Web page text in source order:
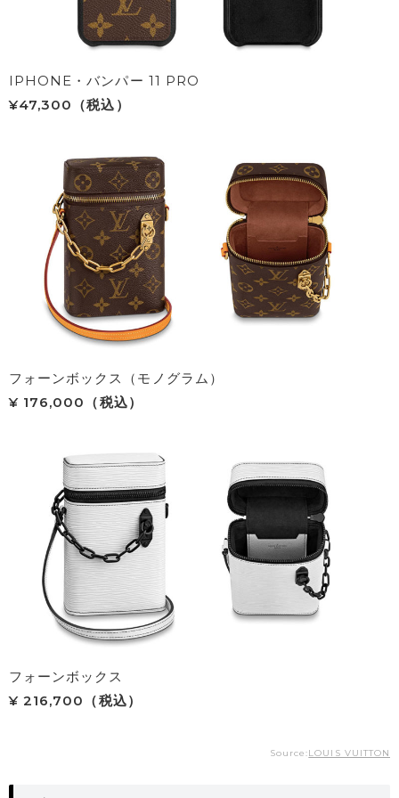
IPHONE・バンパー 11 PRO
¥47,300（税込）
フォーンボックス（モノグラム）
¥ 176,000（税込）
フォーンボックス
¥ 216,700（税込）
Source:LOUIS VUITTON